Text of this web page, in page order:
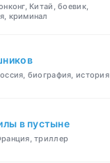
Китай, боевик,
криминал
биография, история
в пустыне
триллер